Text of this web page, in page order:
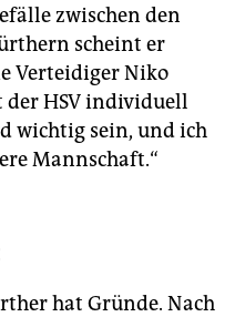
zwischen den
scheint er
Verteidiger Niko
HSV individuell
wichtig sein, und ich
Mannschaft.“
hat Gründe. Nach